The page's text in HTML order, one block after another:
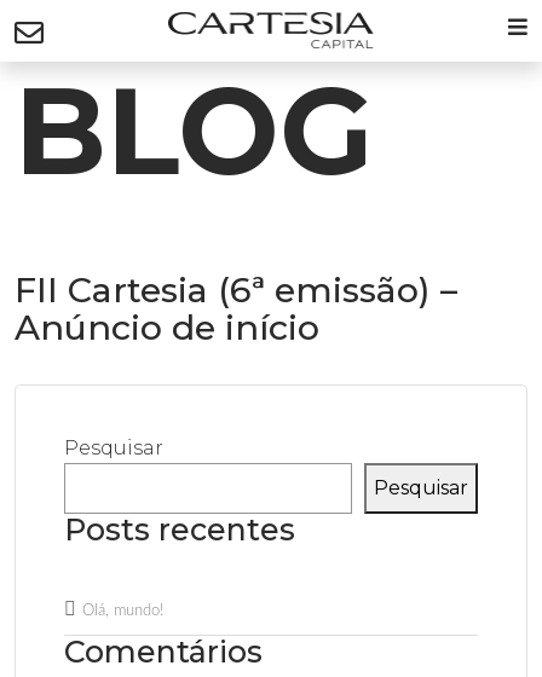
BLOG
FII Cartesia (6ª emissão) –
Anúncio de início
Pesquisar
Pesquisar
Posts recentes
Olá, mundo!
Comentários